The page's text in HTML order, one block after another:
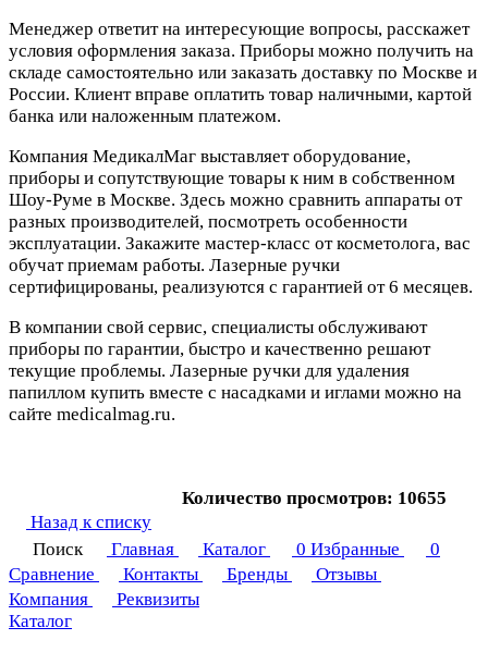
Менеджер ответит на интересующие вопросы, расскажет
условия оформления заказа. Приборы можно получить на
складе самостоятельно или заказать доставку по Москве и
России. Клиент вправе оплатить товар наличными, картой
банка или наложенным платежом.
Компания МедикалМаг выставляет оборудование,
приборы и сопутствующие товары к ним в собственном
Шоу-Руме в Москве. Здесь можно сравнить аппараты от
разных производителей, посмотреть особенности
эксплуатации. Закажите мастер-класс от косметолога, вас
обучат приемам работы. Лазерные ручки
сертифицированы, реализуются с гарантией от 6 месяцев.
В компании свой сервис, специалисты обслуживают
приборы по гарантии, быстро и качественно решают
текущие проблемы. Лазерные ручки для удаления
папиллом купить вместе с насадками и иглами можно на
сайте medicalmag.ru.
Количество просмотров: 10655
Назад к списку
Поиск
Главная Каталог 0 Избранные
0
Сравнение
Контакты Бренды
Отзывы
Компания
Реквизиты
Каталог